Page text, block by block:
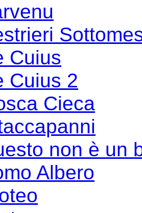
Cuius
Cuius 2
Cieca
non è un
Albero